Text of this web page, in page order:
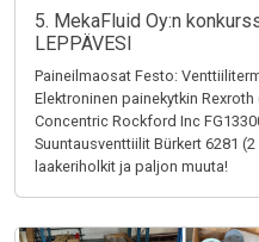
5. MekaFluid Oy:n
LEPPÄVESI
Paineilmaosat Festo:
Elektroninen painekytkin
Concentric Rockford Inc
Suuntausventtiilit Bürkert 6281
laakeriholkit ja paljon muuta!